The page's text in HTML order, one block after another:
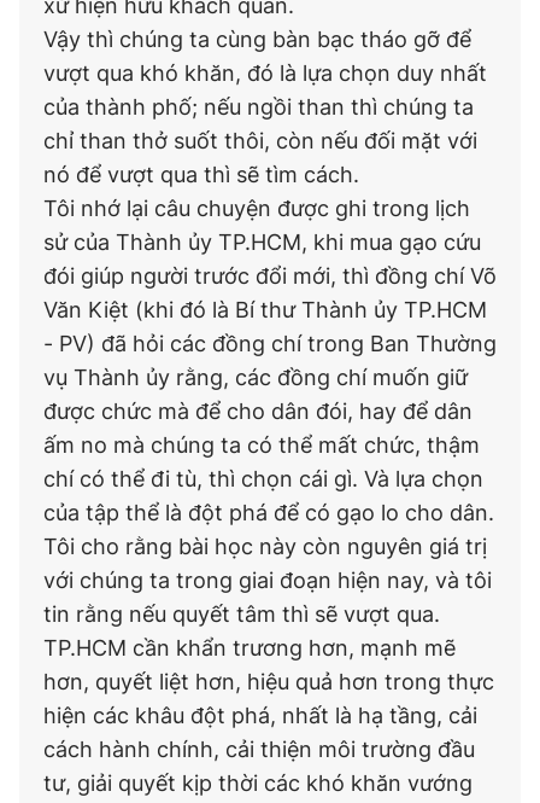
xử hiện hữu khách quan.
Vậy thì chúng ta cùng bàn bạc tháo gỡ để
vượt qua khó khăn, đó là lựa chọn duy nhất
của thành phố; nếu ngồi than thì chúng ta
chỉ than thở suốt thôi, còn nếu đối mặt với
nó để vượt qua thì sẽ tìm cách.
Tôi nhớ lại câu chuyện được ghi trong lịch
sử của Thành ủy TP.HCM, khi mua gạo cứu
đói giúp người trước đổi mới, thì đồng chí Võ
Văn Kiệt (khi đó là Bí thư Thành ủy TP.HCM
- PV) đã hỏi các đồng chí trong Ban Thường
vụ Thành ủy rằng, các đồng chí muốn giữ
được chức mà để cho dân đói, hay để dân
ấm no mà chúng ta có thể mất chức, thậm
chí có thể đi tù, thì chọn cái gì. Và lựa chọn
của tập thể là đột phá để có gạo lo cho dân.
Tôi cho rằng bài học này còn nguyên giá trị
với chúng ta trong giai đoạn hiện nay, và tôi
tin rằng nếu quyết tâm thì sẽ vượt qua.
TP.HCM cần khẩn trương hơn, mạnh mẽ
hơn, quyết liệt hơn, hiệu quả hơn trong thực
hiện các khâu đột phá, nhất là hạ tầng, cải
cách hành chính, cải thiện môi trường đầu
tư, giải quyết kịp thời các khó khăn vướng